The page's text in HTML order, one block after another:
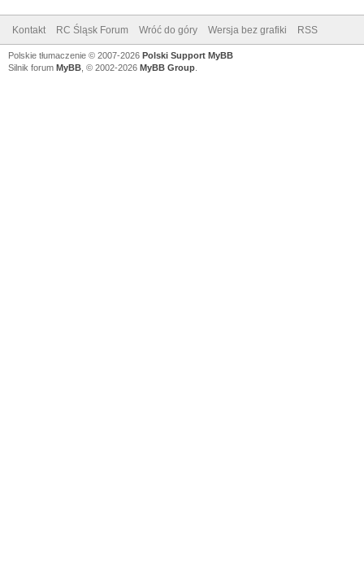
Kontakt RC Śląsk Forum Wróć do góry Wersja bez grafiki RSS
Polskie tłumaczenie © 2007-2026 Polski Support MyBB
Silnik forum MyBB , © 2002-2026 MyBB Group